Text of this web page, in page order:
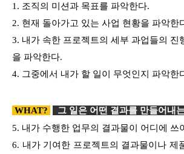
1. 조직의 미션과 목표를 파악한다.
2. 현재 돌아가고 있는 사업 현황을 파악한
3. 내가 속한 프로젝트의 세부 과업들의 진
을 파악한다.
4. 그중에서 내가 할 일이 무엇인지 파악한
WHAT? 그 일은 어떤 결과를 만들어내
5. 내가 수행한 업무의 결과물이 어디에 쓰
6. 내가 기여한 프로젝트의 결과물이나 제